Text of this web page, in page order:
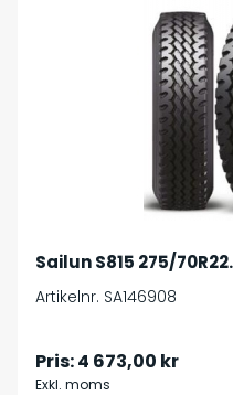
Sailun S815 275/
Artikelnr. SA146908
Pris:4 673,00 kr
Exkl. moms